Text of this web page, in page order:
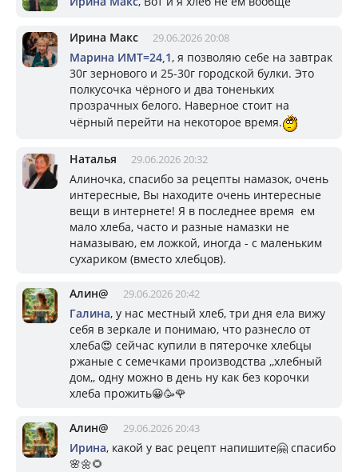
Ирина Макс 29.06.2026 20:08
Марина ИМТ=24,1, я позволяю себе на завтрак
30г зернового и 25-30г городской булки. Это
полкусочка чёрного и два тоненьких
прозрачных белого. Наверное стоит на
чёрный перейти на некоторое время.
Наталья 29.06.2026 20:32
Алиночка, спасибо за рецепты намазок, очень
интересные, Вы находите очень интересные
вещи в интернете! Я в последнее время ем
мало хлеба, часто и разные намазки не
намазываю, ем ложкой, иногда - с маленьким
сухариком (вместо хлебцов).
Алин@ 29.06.2026 20:42
Галина, у нас местный хлеб, три дня ела вижу
себя в зеркале и понимаю, что разнесло от
хлеба😍 сейчас купили в пятерочке хлебцы
ржаные с семечками производства ,,хлебный
дом,, одну можно в день ну как без корочки
хлеба прожить😀🥳🌹
Алин@ 29.06.2026 20:43
Ирина, какой у вас рецепт напишите🤗 спасибо
🌸🌼🌻